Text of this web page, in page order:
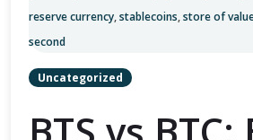
reserve currency,stablecoins,store of
second
Uncategorized